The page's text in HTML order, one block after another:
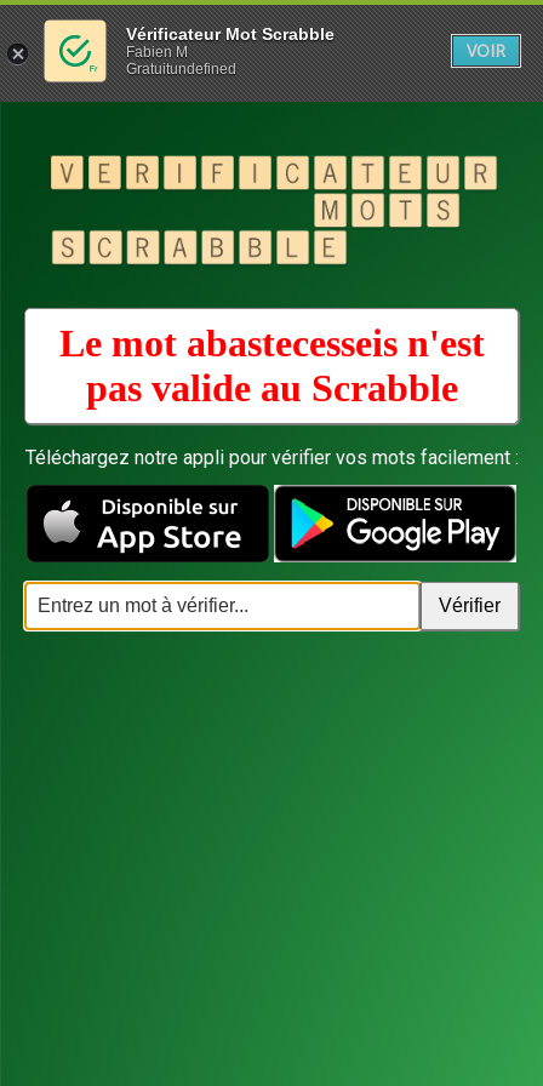
Le mot abastecesseis n'est
pas valide au Scrabble
Téléchargez notre appli pour vérifier vos mots facilement :
Vérificateur Mot Scrabble
Fabien M
Gratuitundefined
VOIR